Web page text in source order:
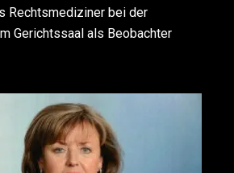
Rechtsmediziner bei der
Gerichtssaal als Beobachter